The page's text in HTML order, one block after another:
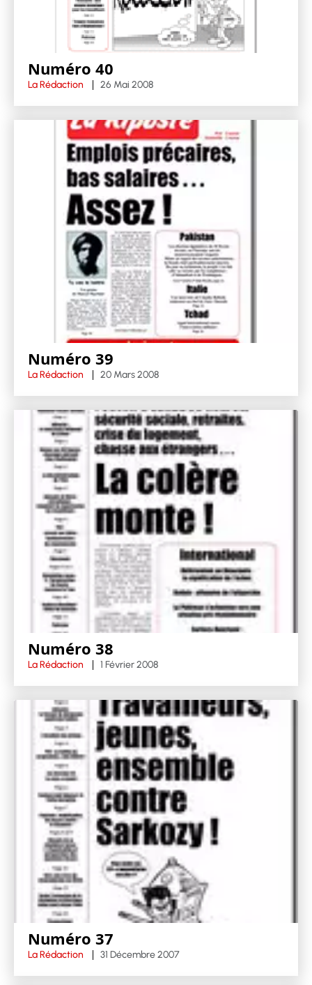
Numéro 40
La Rédaction 26 Mai 2008
Numéro 39
La Rédaction 20 Mars 2008
Numéro 38
La Rédaction 1 Février 2008
Numéro 37
La Rédaction 31 Décembre 2007